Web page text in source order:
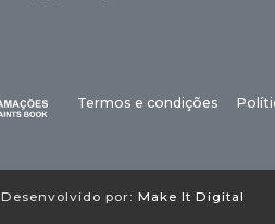
Termos e condições
Desenvolvido por:Make It Digital